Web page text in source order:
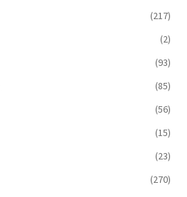
(217)
(2)
(93)
(85)
(56)
(15)
(23)
(270)